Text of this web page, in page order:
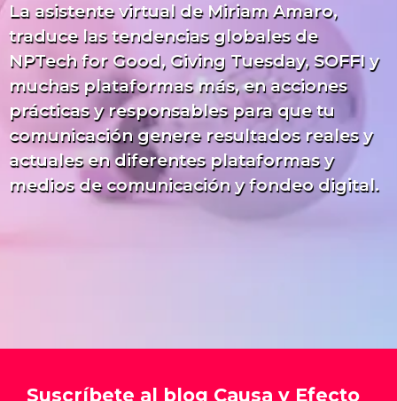
La asistente virtual de Miriam Amaro,
traduce las tendencias globales de
NPTech for Good, Giving Tuesday, SOFFI y
muchas plataformas más, en acciones
prácticas y responsables para que tu
comunicación genere resultados reales y
actuales en diferentes plataformas y
medios de comunicación y fondeo digital.
Suscríbete al blog Causa y Efecto